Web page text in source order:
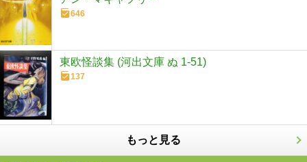
646
東欧怪談集 (河出文庫 ぬ 1-51)
137
もっと見る